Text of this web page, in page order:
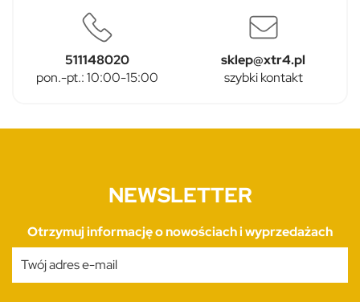
511148020
pon.-pt.: 10:00-15:00
sklep@xtr4.pl
szybki kontakt
NEWSLETTER
Otrzymuj informację o nowościach i wyprzedażach